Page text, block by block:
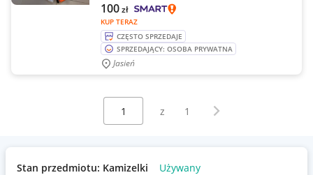
KUP TERAZ
100zł
CZĘSTO SPRZEDAJE
SPRZEDAJĄCY: OSOBA PRYWATNA
Jasień
Wybierz stronę:
z 1 Następna strona
Stan przedmiotu: Kamizelki Używany